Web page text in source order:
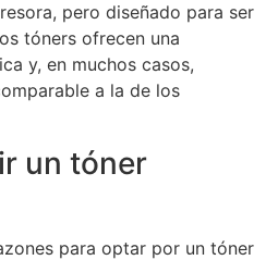
pero diseñado para ser
tóners ofrecen una
y, en muchos casos,
a la de los
un tóner
para optar por un tóner